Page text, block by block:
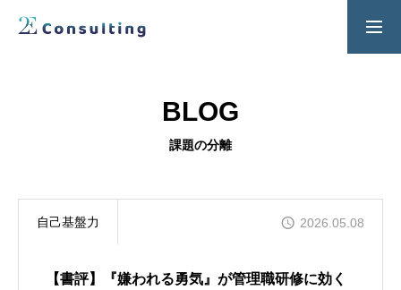
人材育成／経営サポートプログラム
CONTENTS
2E Consulting の人材育成について
COMPANY
BLOG
課題の分離
自己基盤力 2026.05.08
【書評】『嫌われる勇気』が管理職研修に効く